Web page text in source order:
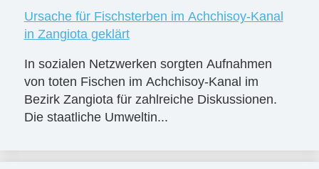
Ursache für Fischsterben im Achchisoy-Kanal
in Zangiota geklärt
In sozialen Netzwerken sorgten Aufnahmen
von toten Fischen im Achchisoy-Kanal im
Bezirk Zangiota für zahlreiche Diskussionen.
Die staatliche Umweltin...